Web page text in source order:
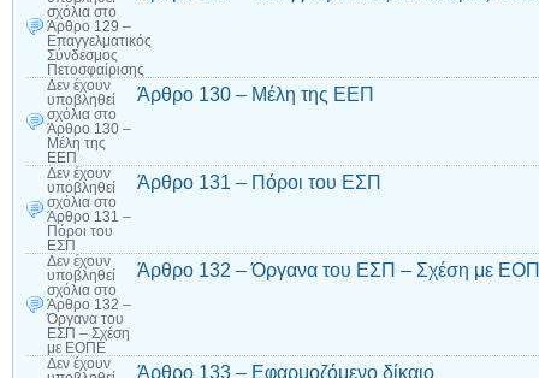
σχόλια στο
Άρθρο 129 –
Επαγγελματικός
Σύνδεσμος
Πετοσφαίρισης
Δεν έχουν
υποβληθεί
σχόλια στο
Άρθρο 130 –
Μέλη της
ΕΕΠ
Άρθρο 130 – Μέλη της ΕΕΠ
Δεν έχουν
υποβληθεί
σχόλια στο
Άρθρο 131 –
Πόροι του
ΕΣΠ
Άρθρο 131 – Πόροι του ΕΣΠ
Δεν έχουν
υποβληθεί
σχόλια στο
Άρθρο 132 –
Όργανα του
ΕΣΠ – Σχέση
με ΕΟΠΕ
Άρθρο 132 – Όργανα του ΕΣΠ – Σχέση με
Δεν έχουν
Άρθρο 133 – Εφαρμοζόμενο δίκαιο